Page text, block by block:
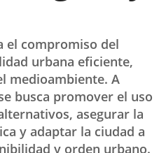
el compromiso del
urbana eficiente,
medioambiente. A
busca promover el uso
asegurar la
y adaptar la ciudad a
y orden urbano.